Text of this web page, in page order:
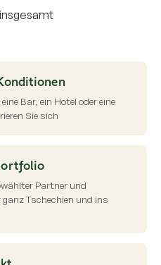
S
e
r
e
l
n
t
d
i
Bar, ein Hotel oder eine
Sie sich
Partner und
Tschechien und ins